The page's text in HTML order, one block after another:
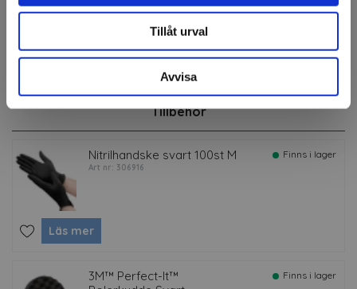
Tillåt urval
Avvisa
Tillbehör
Nitrilhandske svart 100st M
Art nr: 306916
Finns i lager
Läs mer
3M™ Perfect-It™
Finns i lager